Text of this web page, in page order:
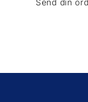
Send din